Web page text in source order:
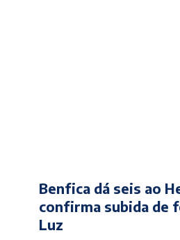
Benfica dá seis ao
confirma subida de
Luz